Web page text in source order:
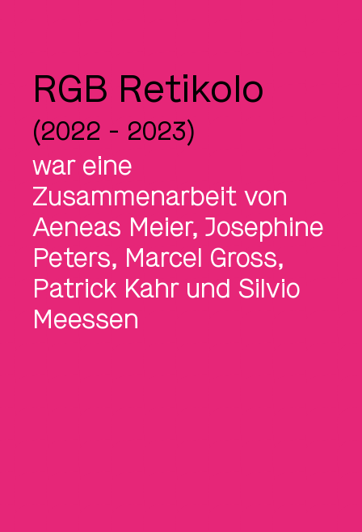
RGB Retikolo
(2022 - 2023)
war eine
Zusammenarbeit von
Aeneas Meier, Josephine
Peters, Marcel Gross,
Patrick Kahrund Silvio
Meessen